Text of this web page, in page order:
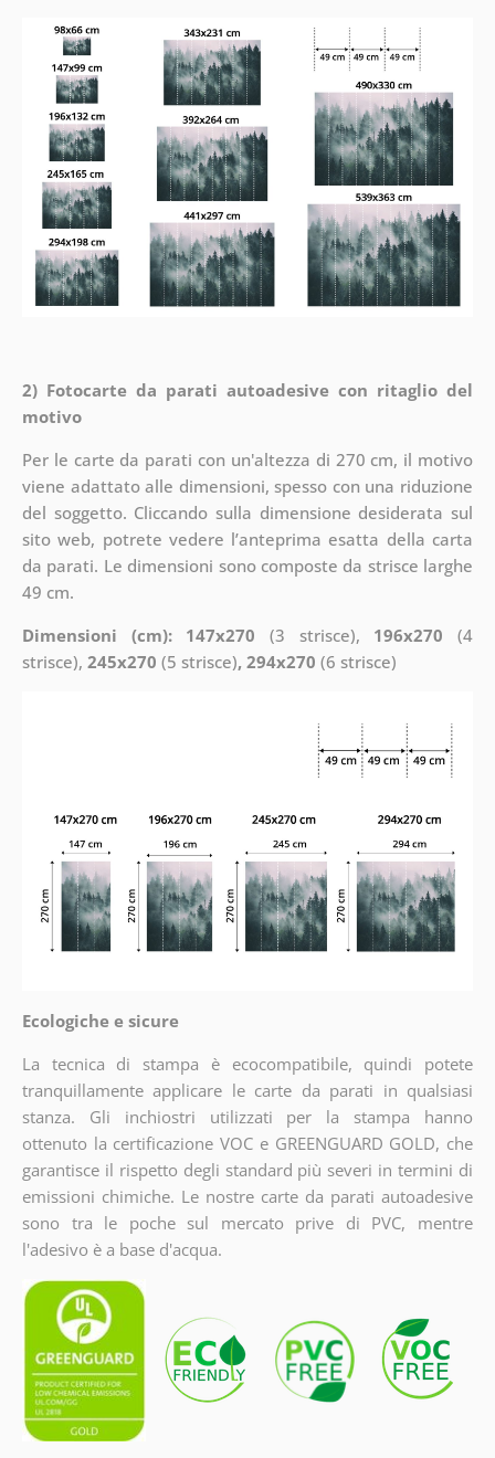
2) Fotocarte da parati autoadesive con ritaglio del
motivo
Per le carte da parati con un'altezza di 270 cm, il motivo
viene adattato alle dimensioni, spesso con una riduzione
del soggetto. Cliccando sulla dimensione desiderata sul
sito web, potrete vedere l’anteprima esatta della carta
da parati. Le dimensioni sono composte da strisce larghe
49 cm.
Dimensioni (cm): 147x270 (3 strisce), 196x270 (4
strisce), 245x270 (5 strisce), 294x270 (6 strisce)
Ecologiche e sicure
La tecnica di stampa è ecocompatibile, quindi potete
tranquillamente applicare le carte da parati in qualsiasi
stanza. Gli inchiostri utilizzati per la stampa hanno
ottenuto la certificazione VOC e GREENGUARD GOLD, che
garantisce il rispetto degli standard più severi in termini di
emissioni chimiche. Le nostre carte da parati autoadesive
sono tra le poche sul mercato prive di PVC, mentre
l'adesivo è a base d'acqua.